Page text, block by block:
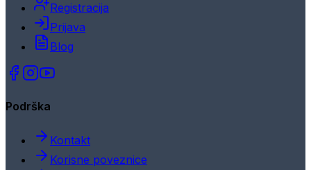
Registracija
Prijava
Blog
Podrška
Kontakt
Korisne poveznice